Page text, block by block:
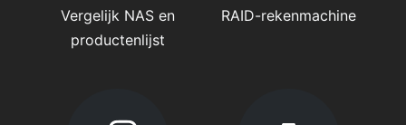
Vergelijk NAS en
productenlijst
RAID-rekenmachine